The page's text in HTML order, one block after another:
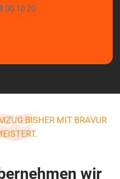
00 10 20
BISHER MIT BRAVUR
wir